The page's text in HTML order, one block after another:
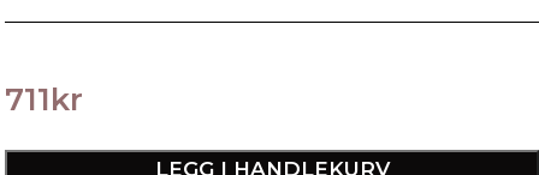
711kr
LEGG I HANDLEKURV